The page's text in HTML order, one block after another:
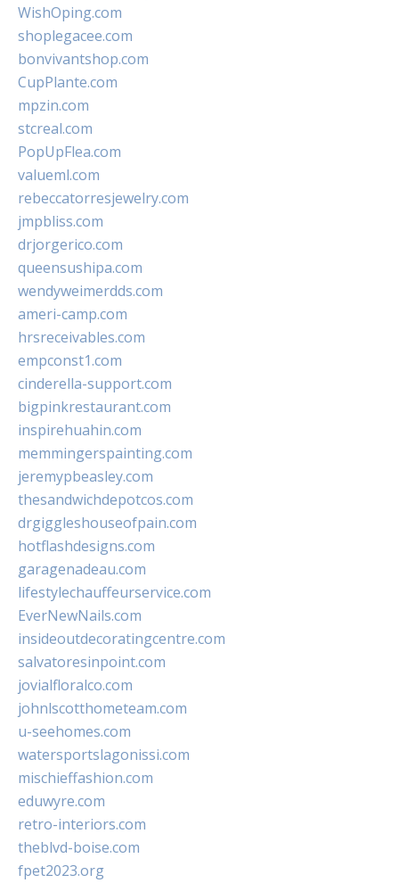
WishOping.com
shoplegacee.com
bonvivantshop.com
CupPlante.com
mpzin.com
stcreal.com
PopUpFlea.com
valueml.com
rebeccatorresjewelry.com
jmpbliss.com
drjorgerico.com
queensushipa.com
wendyweimerdds.com
ameri-camp.com
hrsreceivables.com
empconst1.com
cinderella-support.com
bigpinkrestaurant.com
inspirehuahin.com
memmingerspainting.com
jeremypbeasley.com
thesandwichdepotcos.com
drgiggleshouseofpain.com
hotflashdesigns.com
garagenadeau.com
lifestylechauffeurservice.com
EverNewNails.com
insideoutdecoratingcentre.com
salvatoresinpoint.com
jovialfloralco.com
johnlscotthometeam.com
u-seehomes.com
watersportslagonissi.com
mischieffashion.com
eduwyre.com
retro-interiors.com
theblvd-boise.com
fpet2023.org